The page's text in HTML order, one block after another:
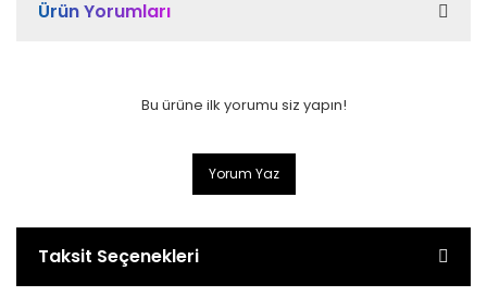
Ürün Yorumları
Bu ürüne ilk yorumu siz yapın!
Yorum Yaz
Taksit Seçenekleri